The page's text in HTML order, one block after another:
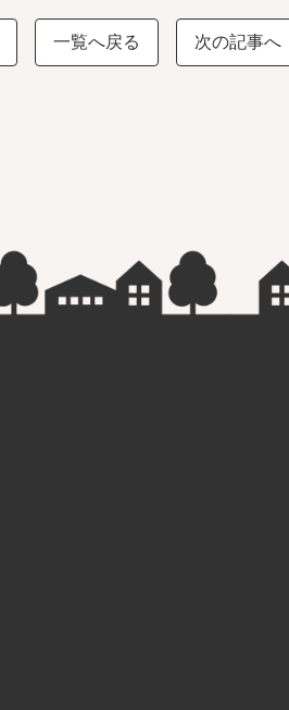
一覧へ戻る 次の記事へ